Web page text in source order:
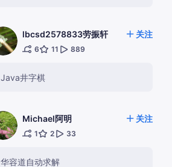
lbcsd2578833劳振轩 关注
6 11 889
Java井字棋
Michael阿明 关注
1 2 33
华容道自动求解